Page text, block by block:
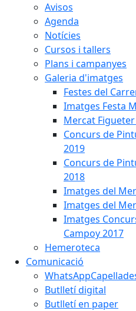
Avisos
Agenda
Notícies
Cursos i tallers
Plans i campanyes
Galeria d'imatges
Festes del
Imatges Festa
Mercat
Concurs de
2019
Concurs de
2018
Imatges del
Imatges del
Imatges
Campoy 2017
Hemeroteca
Comunicació
Butlletí digital
Butlletí en paper